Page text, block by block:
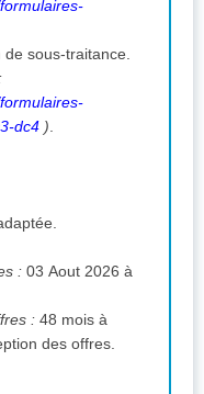
sous-traitance.
dc4 )
: 03 Aout 2026 à
: 48 mois à
la date limite de réception des offres.